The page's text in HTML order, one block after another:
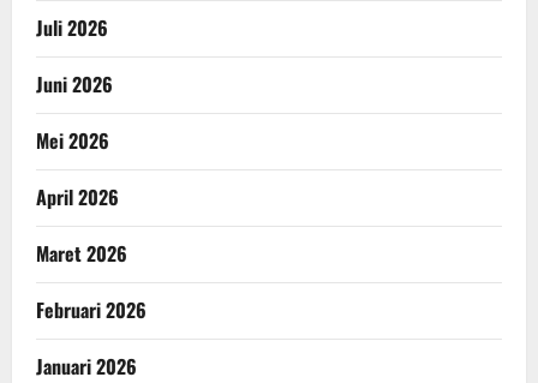
Juli 2026
Juni 2026
Mei 2026
April 2026
Maret 2026
Februari 2026
Januari 2026